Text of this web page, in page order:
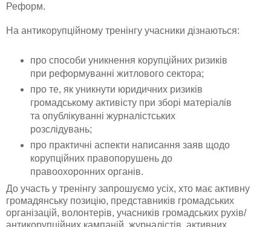
Реформ.
На антикорупційному тренінгу учасники дізнаються:
про способи уникнення корупційних ризиків
при реформуванні житлового сектора;
про те, як уникнути юридичних ризиків
громадському активісту при зборі матеріалів
та опублікуванні журналістських
розслідувань;
про практичні аспекти написання заяв щодо
корупційних правопорушень до
правоохоронних органів.
До участь у тренінгу запрошуємо усіх, хто має активну
громадянську позицію, представників громадських
організацій, волонтерів, учасників громадських рухів/